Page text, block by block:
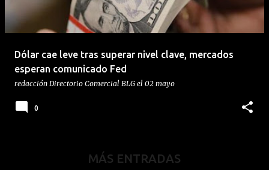
Dólar cae leve tras superar nivel clave, mercados
esperan comunicado Fed
redacción Directorio Comercial BLG el 02 mayo
0
MÁS ENTRADAS